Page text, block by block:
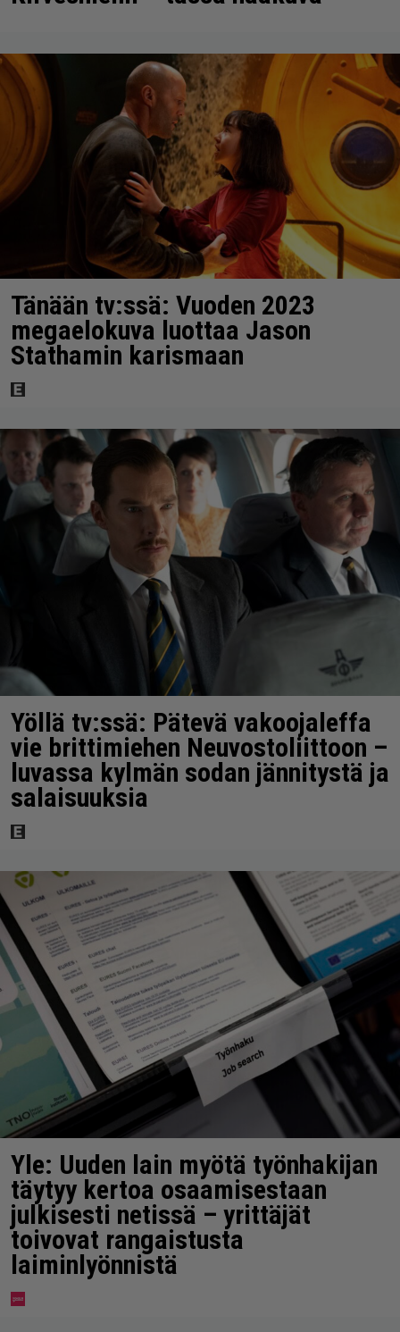
Tänään tv:ssä: Vuoden 2023
megaelokuva luottaa Jason
Stathamin karismaan
Yöllä tv:ssä: Pätevä vakoojaleffa
vie brittimiehen Neuvostoliittoon –
luvassa kylmän sodan jännitystä ja
salaisuuksia
Yle: Uuden lain myötä työnhakijan
täytyy kertoa osaamisestaan
julkisesti netissä – yrittäjät
toivovat rangaistusta
laiminlyönnistä